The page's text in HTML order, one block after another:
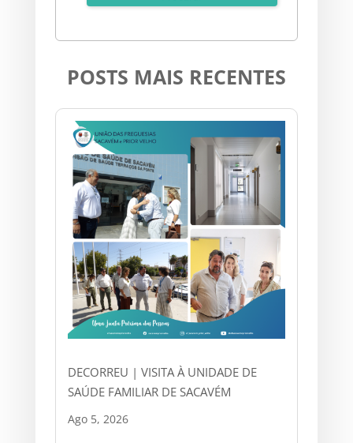
POSTS MAIS RECENTES
DECORREU | VISITA À UNIDADE DE
SAÚDE FAMILIAR DE SACAVÉM
Ago 5, 2026